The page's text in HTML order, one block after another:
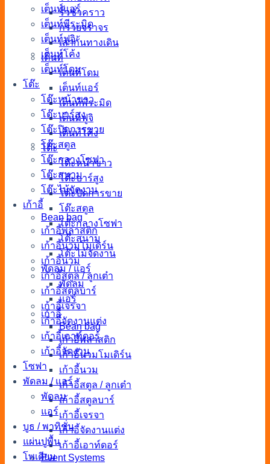
รั้วชั่วคราว
กรวยจราจร
เสากั้นทางเดิน
เต็นท์
เต็นท์โดม
เต็นท์แอร์
เต็นท์พีระมิด
เต็นท์ฟูจิ
เต็นท์โค้ง
โต๊ะ
โต๊ะหน้าขาว
โต๊ะบาร์สูง
โต๊ะปิดการขาย
โต๊ะสตูล
โต๊ะกลางโซฟา
โต๊ะสนาม
โต๊ะไม้จัดงาน
พัดลม / แอร์
พัดลม
แอร์
เก้าอี้
Bean bag
เก้าอี้พลาสติก
เก้าอี้นวมโมเดิร์น
เก้าอี้นวม
เก้าอี้สตูล / ลูกเต๋า
เก้าอี้สตูลบาร์
เก้าอี้เจรจา
เก้าอี้จัดงานแต่ง
เก้าอี้เอาท์ดอร์
Event Systems
เต็นท์แอร์
เต็นท์พีระมิด
เต็นท์ฟูจิ
เต็นท์โค้ง
เต็นท์โดม
โต๊ะ
โต๊ะหน้าขาว
โต๊ะบาร์สูง
โต๊ะปิดการขาย
โต๊ะสตูล
โต๊ะกลางโซฟา
โต๊ะสนาม
โต๊ะไม้จัดงาน
เก้าอี้
Bean bag
เก้าอี้พลาสติก
เก้าอี้นวมโมเดิร์น
เก้าอี้นวม
เก้าอี้สตูล / ลูกเต๋า
เก้าอี้สตูลบาร์
เก้าอี้เจรจา
เก้าอี้จัดงานแต่ง
เก้าอี้เอาท์ดอร์
เก้าอี้จัดงาน
โซฟา
พัดลม / แอร์
พัดลม
แอร์
บูธ / พาทิชั่น
แผ่นปูพื้น
โพเดียม